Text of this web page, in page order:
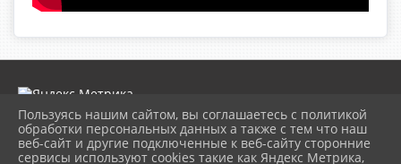
2026 г. museumkam.ru
Пользуясь нашим сайтом, вы соглашаетесь с политикой
обработки персональных данных а также с тем что наш
веб-сайт и другие подключенные к веб-сайту сторонние
сервисы используют cookies такие как Яндекс Метрика,